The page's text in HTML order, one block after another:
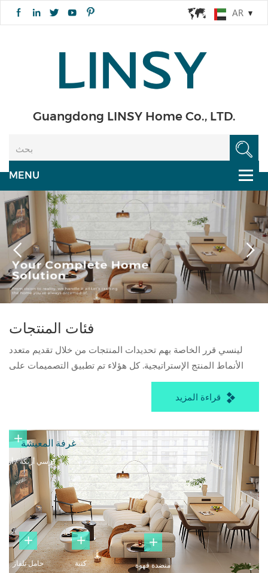
AR
Guangdong LINSY Home Co., LTD.
فئات المنتجات
لينسي قرر الخاصة بهم تحديدات المنتجات من خلال تقديم متعدد
الأنماط المنتج الإستراتيجية. كل هؤلاء تم تطبيق التصميمات على
أثاث غرفة المعيشة وغرفة الطعام وغرفة النوم وغرفة الدراسة
قراءة المزيد
منضدة قهوة كنبة حامل تلفاز
كرسي أريكة /
غرفة المعيشة